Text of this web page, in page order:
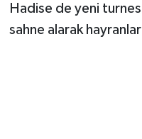
Hadise de yeni
sahne alarak